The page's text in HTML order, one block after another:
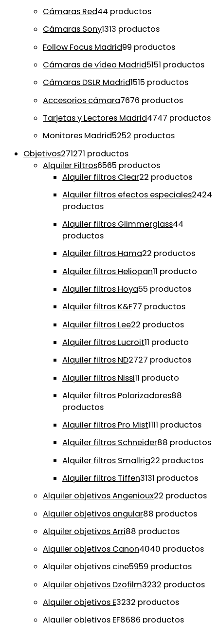
Cámaras Red44 productos
Cámaras Sony1313 productos
Follow Focus Madrid99 productos
Cámaras de vídeo Madrid5151 productos
Cámaras DSLR Madrid1515 productos
Accesorios cámara7676 productos
Tarjetas y Lectores Madrid4747 productos
Monitores Madrid5252 productos
Objetivos271271 productos
Alquiler Filtros6565 productos
Alquiler filtros Clear22 productos
Alquiler filtros efectos especiales2424
productos
Alquiler filtros Glimmerglass44
productos
Alquiler filtros Hama22 productos
Alquiler filtros Heliopan11 producto
Alquiler filtros Hoya55 productos
Alquiler filtros K&F77 productos
Alquiler filtros Lee22 productos
Alquiler filtros Lucroit11 producto
Alquiler filtros ND2727 productos
Alquiler filtros Nissi11 producto
Alquiler filtros Polarizadores88
productos
Alquiler filtros Pro Mist1111 productos
Alquiler filtros Schneider88 productos
Alquiler filtros Smallrig22 productos
Alquiler filtros Tiffen3131 productos
Alquiler objetivos Angenioux22 productos
Alquiler objetivos angular88 productos
Alquiler objetivos Arri88 productos
Alquiler objetivos Canon4040 productos
Alquiler objetivos cine5959 productos
Alquiler objetivos Dzofilm3232 productos
Alquiler objetivos E3232 productos
Alquiler objetivos EF8686 productos